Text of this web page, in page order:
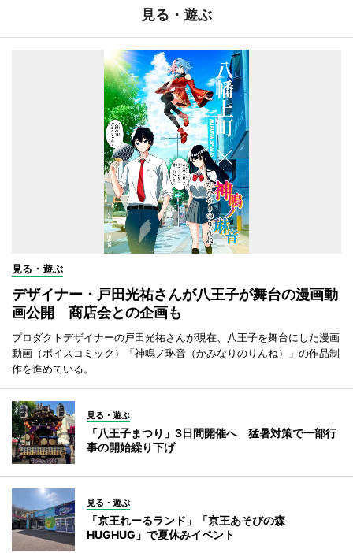
見る・遊ぶ
見る・遊ぶ
デザイナー・戸田光祐さんが八王子が舞台の漫画動
画公開 商店会との企画も
プロダクトデザイナーの戸田光祐さんが現在、八王子を舞台にした漫画
動画（ボイスコミック）「神鳴ノ琳音（かみなりのりんね）」の作品制
作を進めている。
見る・遊ぶ
「八王子まつり」3日間開催へ 猛暑対策で一部行
事の開始繰り下げ
見る・遊ぶ
「京王れーるランド」「京王あそびの森
HUGHUG」で夏休みイベント